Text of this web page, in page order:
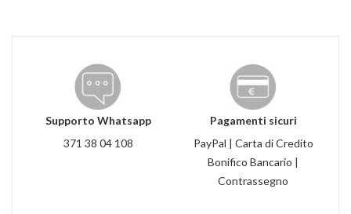
Supporto Whatsapp
371 38 04 108
Pagamenti sicuri
PayPal | Carta di Credito
Bonifico Bancario |
Contrassegno